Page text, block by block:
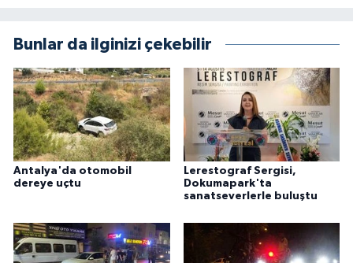
Bunlar da ilginizi çekebilir
Antalya'da otomobil
dereye uçtu
Lerestograf Sergisi,
Dokumapark'ta
sanatseverlerle buluştu